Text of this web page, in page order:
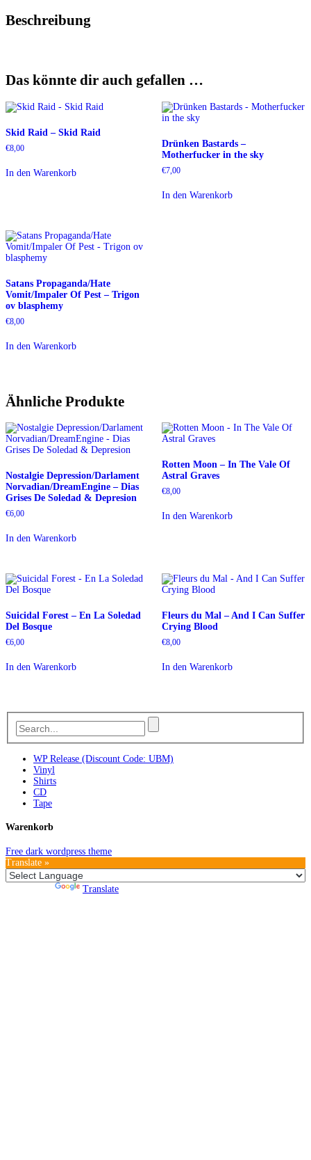
Beschreibung
Das könnte dir auch gefallen …
Skid Raid – Skid Raid
€8,00
In den Warenkorb
Drünken Bastards –
Motherfucker in the sky
€7,00
In den Warenkorb
Satans Propaganda/Hate
Vomit/Impaler Of Pest – Trigon
ov blasphemy
€8,00
In den Warenkorb
Ähnliche Produkte
Nostalgie Depression/Darlament
Norvadian/DreamEngine – Dias
Grises De Soledad & Depresion
€6,00
In den Warenkorb
Rotten Moon – In The Vale Of
Astral Graves
€8,00
In den Warenkorb
Suicidal Forest – En La Soledad
Del Bosque
€6,00
In den Warenkorb
Fleurs du Mal – And I Can Suffer
Crying Blood
€8,00
In den Warenkorb
WP Release (Discount Code: UBM)
Vinyl
Shirts
CD
Tape
Warenkorb
Free dark wordpress theme
Translate »
Translate